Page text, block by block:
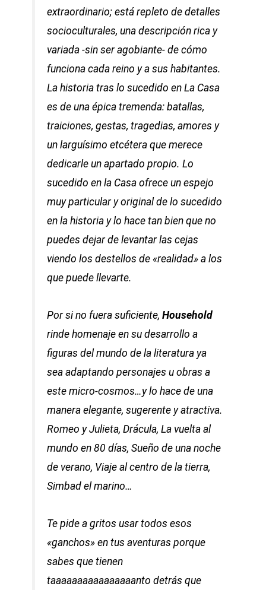
extraordinario; está repleto de detalles
socioculturales, una descripción rica y
variada -sin ser agobiante- de cómo
funciona cada reino y a sus habitantes.
La historia tras lo sucedido en La Casa
es de una épica tremenda: batallas,
traiciones, gestas, tragedias, amores y
un larguísimo etcétera que merece
dedicarle un apartado propio. Lo
sucedido en la Casa ofrece un espejo
muy particular y original de lo sucedido
en la historia y lo hace tan bien que no
puedes dejar de levantar las cejas
viendo los destellos de «realidad» a los
que puede llevarte.
Por si no fuera suficiente, Household
rinde homenaje en su desarrollo a
figuras del mundo de la literatura ya
sea adaptando personajes u obras a
este micro-cosmos…y lo hace de una
manera elegante, sugerente y atractiva.
Romeo y Julieta, Drácula, La vuelta al
mundo en 80 días, Sueño de una noche
de verano, Viaje al centro de la tierra,
Simbad el marino…
Te pide a gritos usar todos esos
«ganchos» en tus aventuras porque
sabes que tienen
taaaaaaaaaaaaaaaanto detrás que